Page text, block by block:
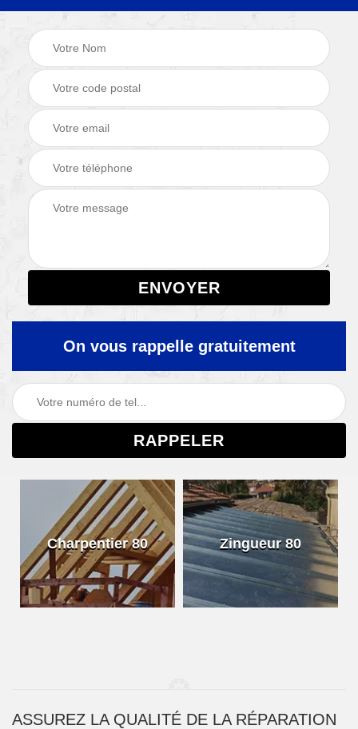
On vous rappelle gratuitement
80 Zingueur 80
ASSUREZ LA QUALITÉ DE LA RÉPARATION